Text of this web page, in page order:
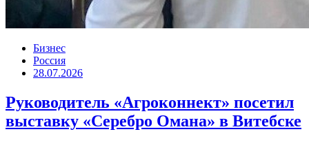
Бизнес
Россия
28.07.2026
Руководитель «Агроконнект» посетил
выставку «Серебро Омана» в Витебске